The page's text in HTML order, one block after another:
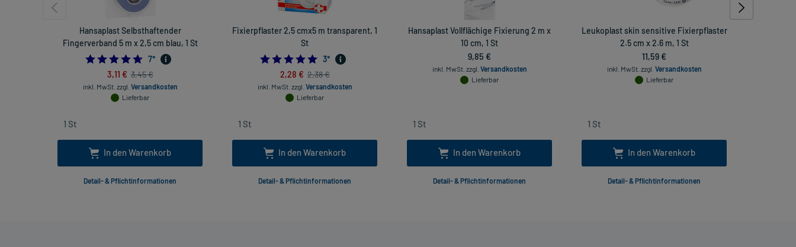
Hansaplast Selbsthaftender
Fingerverband 5 m x 2,5 cm blau, 1 St
4.714285714285714
7*
3,11 € 3,45 €
inkl. MwSt. zzgl. Versandkosten
Lieferbar
In den Warenkorb
Detail- & Pflichtinformationen
Fixierpflaster 2,5 cmx5 m transparent, 1
St
5.0
3*
2,28 € 2,38 €
inkl. MwSt. zzgl. Versandkosten
Lieferbar
In den Warenkorb
Detail- & Pflichtinformationen
Hansaplast Vollflächige Fixierung 2 m x
10 cm, 1 St
9,85 €
inkl. MwSt. zzgl. Versandkosten
Lieferbar
In den Warenkorb
Detail- & Pflichtinformationen
Leukoplast skin sensitive Fixierpflaster
2.5 cm x 2.6 m, 1 St
11,59 €
inkl. MwSt. zzgl. Versandkosten
Lieferbar
In den Warenkorb
Detail- & Pflichtinformationen